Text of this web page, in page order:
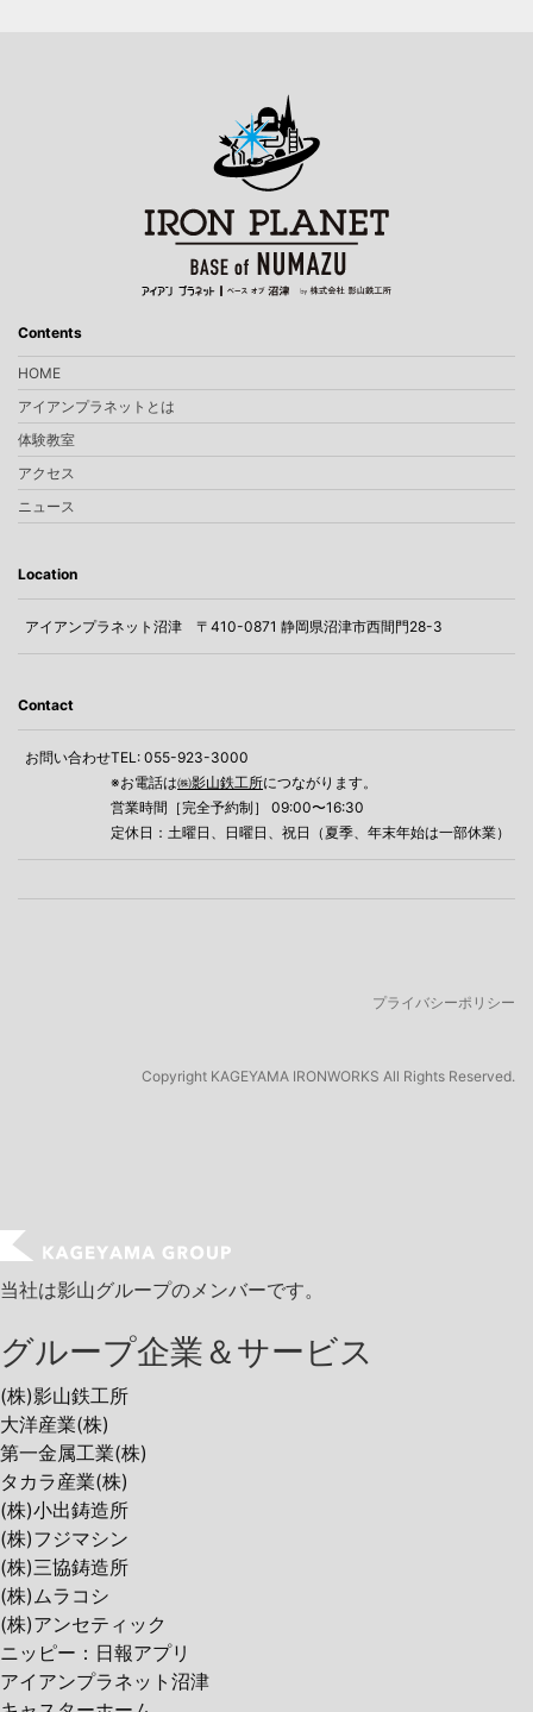
Contents
HOME
アイアンプラネットとは
体験教室
アクセス
ニュース
Location
アイアンプラネット沼津 〒410-0871 静岡県沼津市西間門28-3
Contact
お問い合わせTEL: 055-923-3000
※お電話は㈱影山鉄工所につながります。
営業時間［完全予約制］ 09:00〜16:30
定休日：土曜日、日曜日、祝日（夏季、年末年始は一部休業）
プライバシーポリシー
Copyright KAGEYAMA IRONWORKS All Rights Reserved.
当社は影山グループのメンバーです。
グループ企業＆サービス
(株)影山鉄工所
大洋産業(株)
第一金属工業(株)
タカラ産業(株)
(株)小出鋳造所
(株)フジマシン
(株)三協鋳造所
(株)ムラコシ
(株)アンセティック
ニッピー：日報アプリ
アイアンプラネット沼津